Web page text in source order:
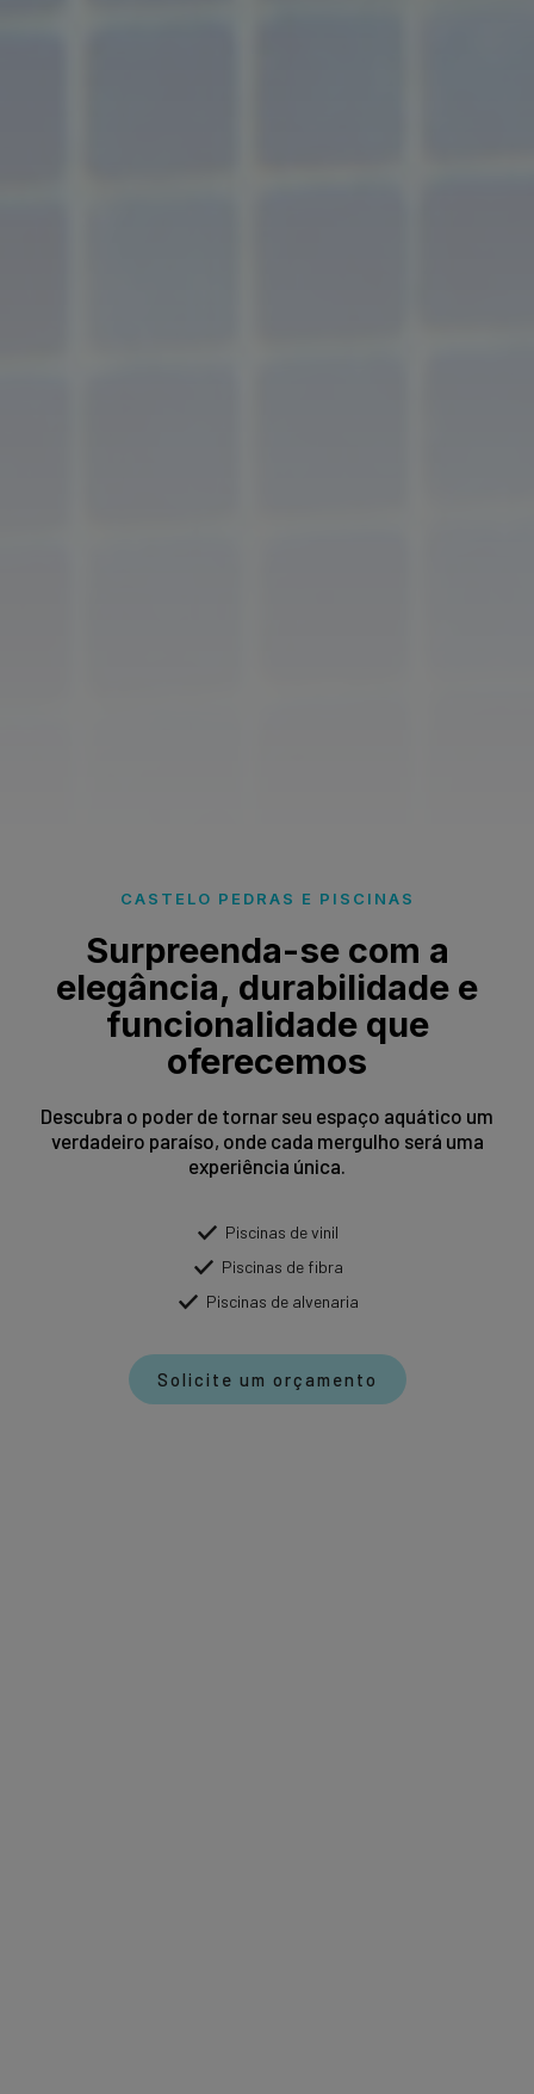
CASTELO PEDRAS E PISCINAS
Surpreenda-se com a
elegância, durabilidade e
funcionalidade que
oferecemos
Descubra o poder de tornar seu espaço aquático um
verdadeiro paraíso, onde cada mergulho será uma
experiência única.
Piscinas de vinil
Piscinas de fibra
Piscinas de alvenaria
Solicite um orçamento